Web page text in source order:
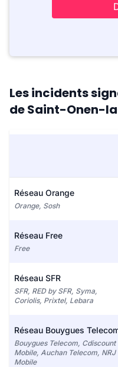
Les incidents
de Saint-Onen-
Réseau Orange
Orange, Sosh
Réseau Free
Free
Réseau SFR
SFR, RED by SFR, Syma,
Coriolis, Prixtel, Lebara
Réseau Bouygues
Bouygues Telecom, Cdiscount
Mobile, Auchan Telecom, NRJ
Mobile